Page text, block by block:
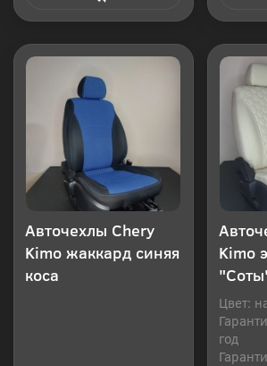
Авточехлы Chery
Kimo жаккард синяя
коса
Kimo
Цвет:
год